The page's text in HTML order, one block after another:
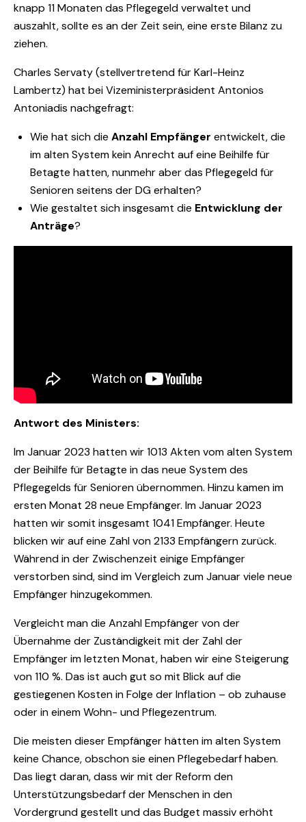
knapp 11 Monaten das Pflegegeld verwaltet und
auszahlt, sollte es an der Zeit sein, eine erste Bilanz zu
ziehen.
Charles Servaty (stellvertretend für Karl-Heinz
Lambertz) hat bei Vizeministerpräsident Antonios
Antoniadis nachgefragt:
Wie hat sich die Anzahl Empfänger entwickelt, die
im alten System kein Anrecht auf eine Beihilfe für
Betagte hatten, nunmehr aber das Pflegegeld für
Senioren seitens der DG erhalten?
Wie gestaltet sich insgesamt die Entwicklung der
Anträge?
Antwort des Ministers:
Im Januar 2023 hatten wir 1013 Akten vom alten System
der Beihilfe für Betagte in das neue System des
Pflegegelds für Senioren übernommen. Hinzu kamen im
ersten Monat 28 neue Empfänger. Im Januar 2023
hatten wir somit insgesamt 1041 Empfänger. Heute
blicken wir auf eine Zahl von 2133 Empfängern zurück.
Während in der Zwischenzeit einige Empfänger
verstorben sind, sind im Vergleich zum Januar viele neue
Empfänger hinzugekommen.
Vergleicht man die Anzahl Empfänger von der
Übernahme der Zuständigkeit mit der Zahl der
Empfänger im letzten Monat, haben wir eine Steigerung
von 110 %. Das ist auch gut so mit Blick auf die
gestiegenen Kosten in Folge der Inflation – ob zuhause
oder in einem Wohn- und Pflegezentrum.
Die meisten dieser Empfänger hätten im alten System
keine Chance, obschon sie einen Pflegebedarf haben.
Das liegt daran, dass wir mit der Reform den
Unterstützungsbedarf der Menschen in den
Vordergrund gestellt und das Budget massiv erhöht